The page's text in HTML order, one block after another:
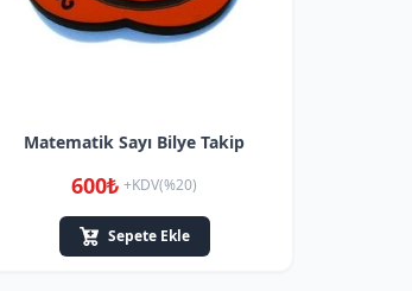
Matematik Sayı Bilye Takip
600₺ +KDV(%20)
Sepete Ekle